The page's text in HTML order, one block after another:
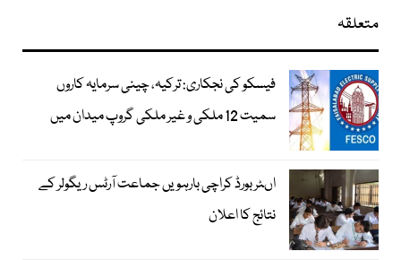
متعلقہ
فیسکو کی نجکاری: ترکیہ، چینی سرمایہ کاروں
سمیت 12 ملکی و غیر ملکی گروپ میدان میں
اںٹر بورڈ کراچی بارہویں جماعت آرٹس ریگولر کے
نتائج کا اعلان